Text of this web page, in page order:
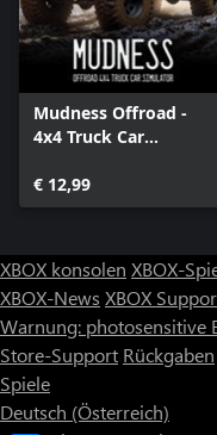
Mudness Offroad -
4x4 Truck Car
€ 12,99
XBOX konsolen XBOX-
XBOX-News XBOX
Warnung: photosensitive
Store-Support Rückgaben
Spiele
Deutsch (Österreich)